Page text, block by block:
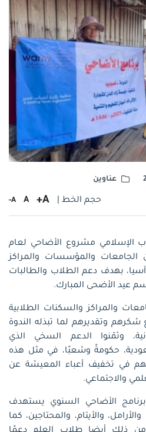
عناوين
حجم الخط | A+
A
A-
الإسلامي مشروع الأضاحي لعام
الجامعات والمؤسسات والمراكز
بهدف دعم الطلاب والطالبات
عيد الأضحى المبارك.
والمراكز والسكنات الطلابية
شكرهم وتقديرهم لما تبذله الندوة
وثمّنوا الدعم السخي الذي
حكومةً وشعبًا، في مثل هذه
تسهم في تخفيف أعباء المعيشة عن
والاجتماعي.
برنامج الأضاحي السنوي يستهدف
والأيتام، والمحتاجين، كما